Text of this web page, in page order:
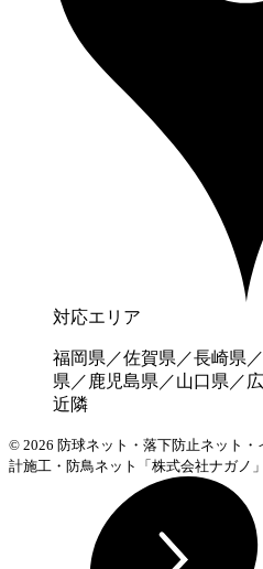
対応エリア
福岡県／佐賀県／長崎県
県／鹿児島県／山口県／
近隣
© 2026 防球ネット・落下防止ネット
計施工・防鳥ネット「株式会社ナガノ